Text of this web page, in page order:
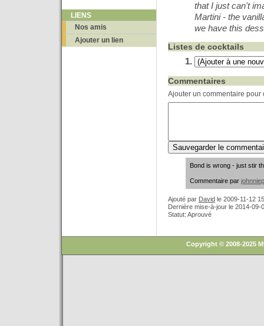
LIENS
Nos amis
Ajouter un lien
that I just can't
Martini - the
we have this
Listes de cocktails
Commentaires
Ajouter un commentaire pour
Bond is wrong - just stir
Commentaire par
Ajouté par David le 2009-11-12
Dernière mise-à-jour le 2014-09-
Statut: Aprouvé
Copyright © 2008-2025